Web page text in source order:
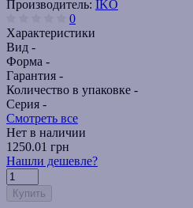
Производитель: IKO
0
Характеристики
Вид -
Форма -
Гарантия -
Количество в упаковке -
Серия -
Смотреть все
Нет в наличии
1250.01 грн
Нашли дешевле?
Купить